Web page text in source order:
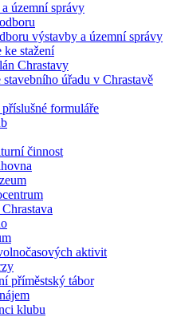
územní správy
výstavby a územní správy
ke stažení
Chrastavy
úřadu v Chrastavě
formuláře
činnost
aktivit
příměstský tábor
klubu